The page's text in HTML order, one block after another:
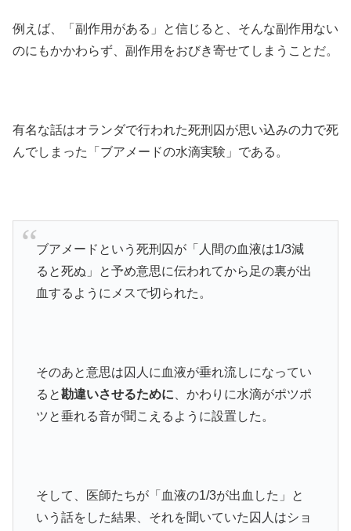
例えば、「副作用がある」と信じると、そんな副作用ない
のにもかかわらず、副作用をおびき寄せてしまうことだ。
有名な話はオランダで行われた死刑囚が思い込みの力で死
んでしまった「ブアメードの水滴実験」である。
ブアメードという死刑囚が「人間の血液は1/3減
ると死ぬ」と予め意思に伝われてから足の裏が出
血するようにメスで切られた。
そのあと意思は囚人に血液が垂れ流しになってい
ると勘違いさせるために 、かわりに水滴がポツポ
ツと垂れる音が聞こえるように設置した。
そして、医師たちが「血液の1/3が出血した」と
いう話をした結果、それを聞いていた囚人はショ